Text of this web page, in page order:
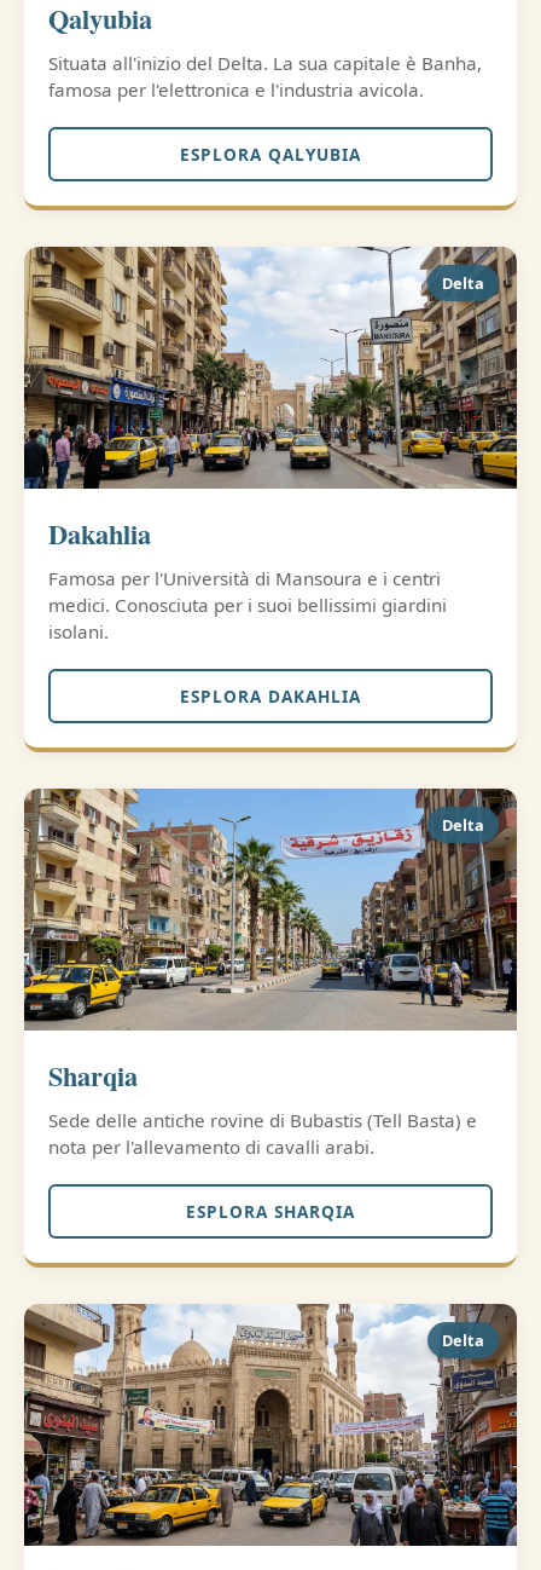
Qalyubia
Situata all'inizio del Delta. La sua capitale è Banha,
famosa per l'elettronica e l'industria avicola.
ESPLORA QALYUBIA
Delta
Dakahlia
Famosa per l'Università di Mansoura e i centri
medici. Conosciuta per i suoi bellissimi giardini
isolani.
ESPLORA DAKAHLIA
Delta
Sharqia
Sede delle antiche rovine di Bubastis (Tell Basta) e
nota per l'allevamento di cavalli arabi.
ESPLORA SHARQIA
Delta